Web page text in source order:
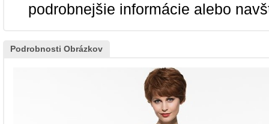
podrobnejšie informácie alebo
Podrobnosti Obrázkov